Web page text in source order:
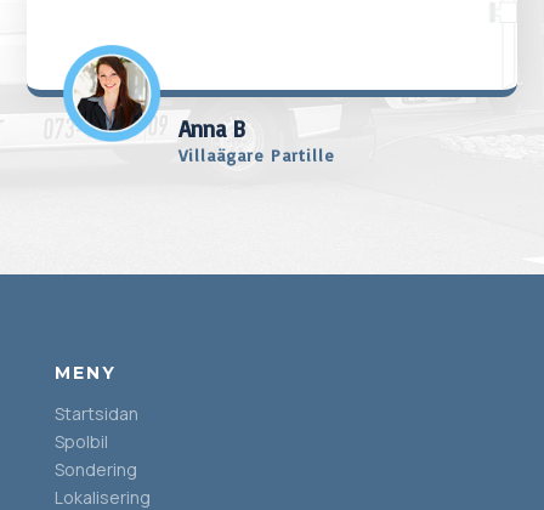
Anna B
Villaägare Partille
MENY
Startsidan
Spolbil
Sondering
Lokalisering